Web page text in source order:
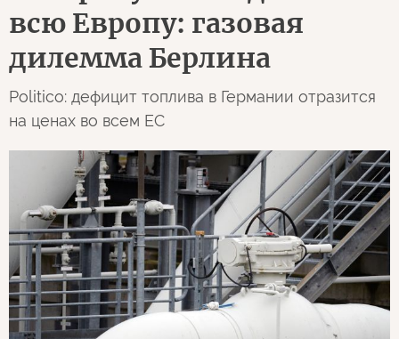
всю Европу: газовая
дилемма Берлина
Politico: дефицит топлива в Германии отразится
на ценах во всем ЕС